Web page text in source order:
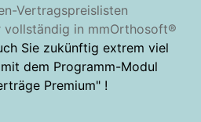
Vertragspreislisten
vollständig in mmOrthosoft®
Sie zukünftig extrem viel
dem Programm-Modul
Premium" !